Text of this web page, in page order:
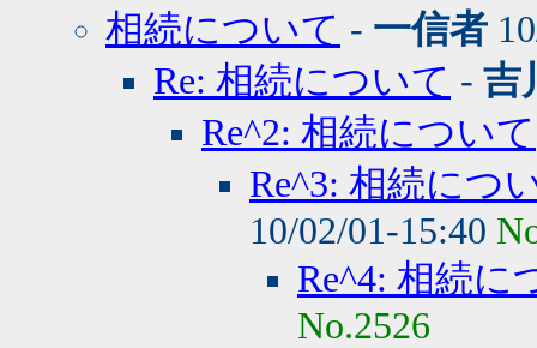
相続について - 一信者
Re: 相続について - 吉
Re^2: 相続について
Re^3: 相続につ
10/02/01-15:40
Re^4: 相続に
No.2526